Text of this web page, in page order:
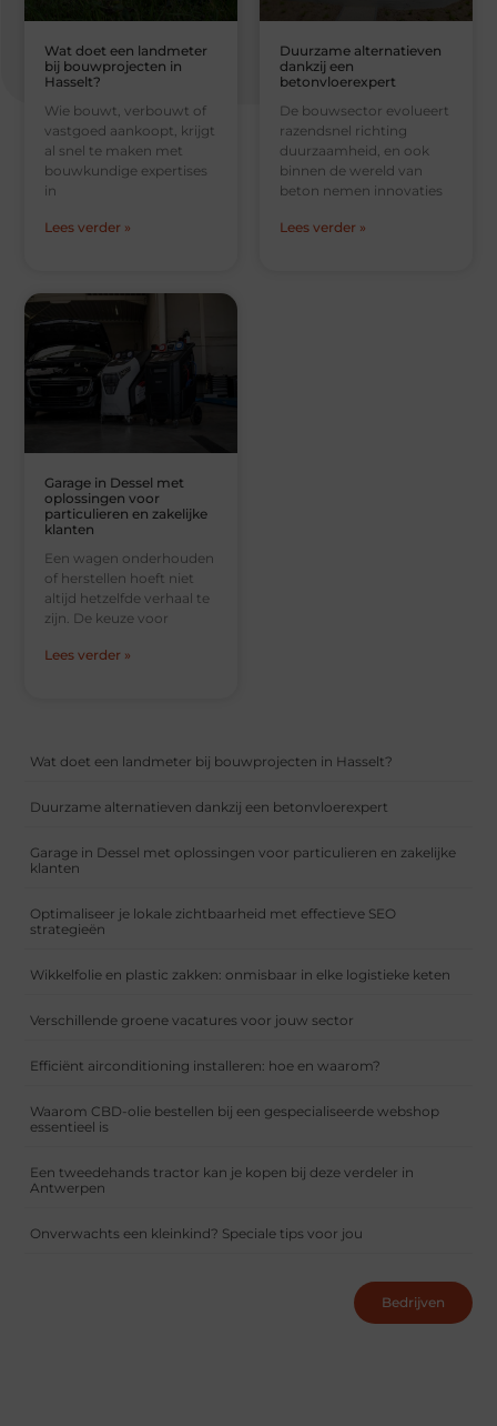
Wat doet een landmeter
bij bouwprojecten in
Hasselt?
Wie bouwt, verbouwt of
vastgoed aankoopt, krijgt
al snel te maken met
bouwkundige expertises
in
Lees verder »
Duurzame alternatieven
dankzij een
betonvloerexpert
De bouwsector evolueert
razendsnel richting
duurzaamheid, en ook
binnen de wereld van
beton nemen innovaties
Lees verder »
Garage in Dessel met
oplossingen voor
particulieren en zakelijke
klanten
Een wagen onderhouden
of herstellen hoeft niet
altijd hetzelfde verhaal te
zijn. De keuze voor
Lees verder »
Wat doet een landmeter bij bouwprojecten in Hasselt?
Duurzame alternatieven dankzij een betonvloerexpert
Garage in Dessel met oplossingen voor particulieren en zakelijke
klanten
Optimaliseer je lokale zichtbaarheid met effectieve SEO
strategieën
Wikkelfolie en plastic zakken: onmisbaar in elke logistieke keten
Verschillende groene vacatures voor jouw sector
Efficiënt airconditioning installeren: hoe en waarom?
Waarom CBD-olie bestellen bij een gespecialiseerde webshop
essentieel is
Een tweedehands tractor kan je kopen bij deze verdeler in
Antwerpen
Onverwachts een kleinkind? Speciale tips voor jou
Bedrijven